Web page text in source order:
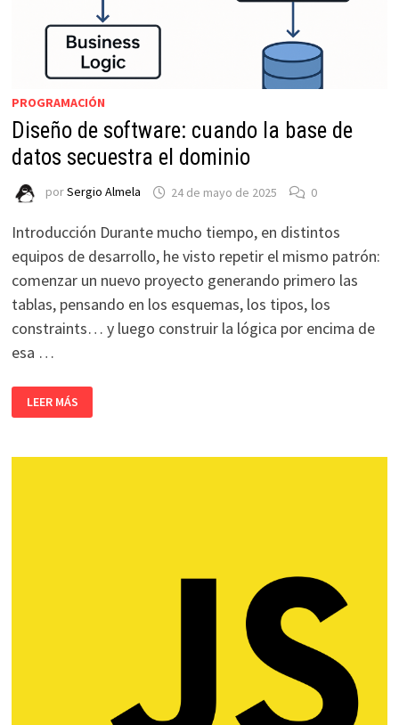
PROGRAMACIÓN
Diseño de software: cuando la base de
datos secuestra el dominio
porSergio Almela 24 de mayo de 2025 0
Introducción Durante mucho tiempo, en distintos
equipos de desarrollo, he visto repetir el mismo patrón:
comenzar un nuevo proyecto generando primero las
tablas, pensando en los esquemas, los tipos, los
constraints… y luego construir la lógica por encima de
esa …
DISEÑO
DE
SOFTWARE:
BASE
LEER MÁS